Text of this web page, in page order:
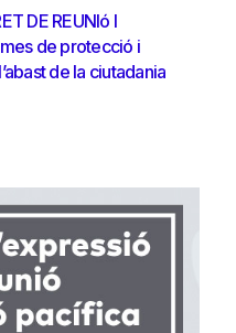
DE REUNIó I
de protecció i
de la ciutadania